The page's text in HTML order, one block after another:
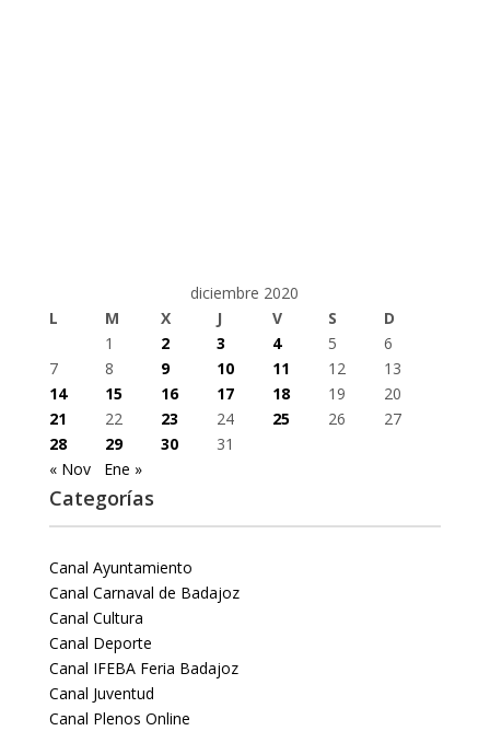
diciembre 2020
L
M X J V S
D
1
2 3 4 5
6
7
8 9 10 11 12
13
14
15 16 17 18 19
20
21
22 23 24 25 26
27
28
29 30
31
« Nov
Ene »
Categorías
Canal Ayuntamiento
Canal Carnaval de Badajoz
Canal Cultura
Canal Deporte
Canal IFEBA Feria Badajoz
Canal Juventud
Canal Plenos Online